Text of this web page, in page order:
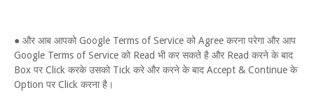
● और आब आपको Google Terms of Service को Agree करना परेगा और आप
Google Terms of Service को Read भी कर सकते है और Read करने के बाद
Box पर Click करके उसको Tick करे और करने के बाद Accept & Continue के
Option पर Click करना है।